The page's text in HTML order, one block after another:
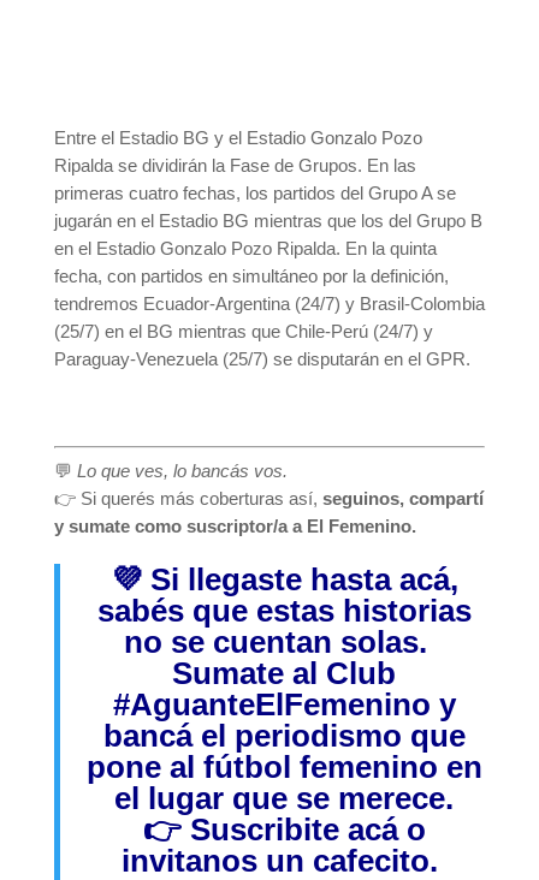
Entre el Estadio BG y el Estadio Gonzalo Pozo
Ripalda se dividirán la Fase de Grupos. En las
primeras cuatro fechas, los partidos del Grupo A se
jugarán en el Estadio BG mientras que los del Grupo B
en el Estadio Gonzalo Pozo Ripalda. En la quinta
fecha, con partidos en simultáneo por la definición,
tendremos Ecuador-Argentina (24/7) y Brasil-Colombia
(25/7) en el BG mientras que Chile-Perú (24/7) y
Paraguay-Venezuela (25/7) se disputarán en el GPR.
💬 Lo que ves, lo bancás vos.
👉 Si querés más coberturas así, seguinos, compartí
y sumate como suscriptor/a a El Femenino.
💜 Si llegaste hasta acá,
sabés que estas historias
no se cuentan solas.
Sumate al Club
#AguanteElFemenino y
bancá el periodismo que
pone al fútbol femenino en
el lugar que se merece.
👉 Suscribite acáo
invitanos un cafecito.